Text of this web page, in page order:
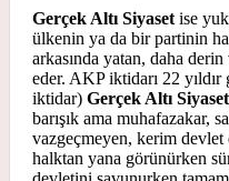
Gerçek Altı Siyaset ise
ülkenin ya da bir partinin
arkasında yatan, daha
eder. AKP iktidarı 22
iktidar) Gerçek Altı Siyaset
barışık ama muhafazakar,
vazgeçmeyen, kerim
halktan yana görünürken